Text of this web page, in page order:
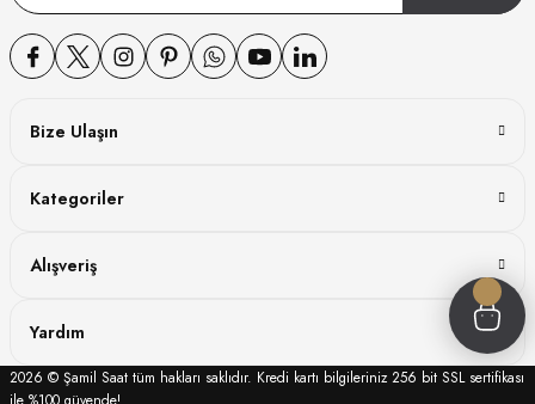
Bize Ulaşın
Kategoriler
Alışveriş
Yardım
2026 © Şamil Saat tüm hakları saklıdır. Kredi kartı bilgileriniz 256 bit SSL sertifikası
ile %100 güvende!
WATCH